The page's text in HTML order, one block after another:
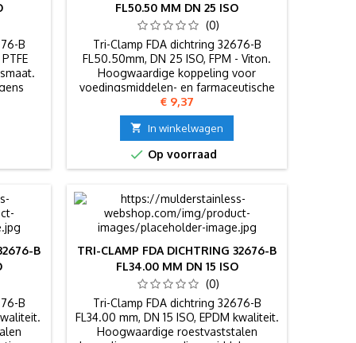
B
FL50.50 MM DN 25 ISO
(0)
Tri-Clamp FDA dichtring 32676-B
FL50.50mm, DN 25 ISO, FPM - Viton.
Hoogwaardige koppeling voor
voedingsmiddelen- en farmaceutische
industrie.
Prijs
€ 9,37
 In winkelwagen
 Op voorraad
B
B
TRI-CLAMP FDA DICHTRING 32676-B
FL34.00 MM DN 15 ISO
(0)
Tri-Clamp FDA dichtring 32676-B
FL34.00 mm, DN 15 ISO, EPDM kwaliteit.
Hoogwaardige roestvaststalen